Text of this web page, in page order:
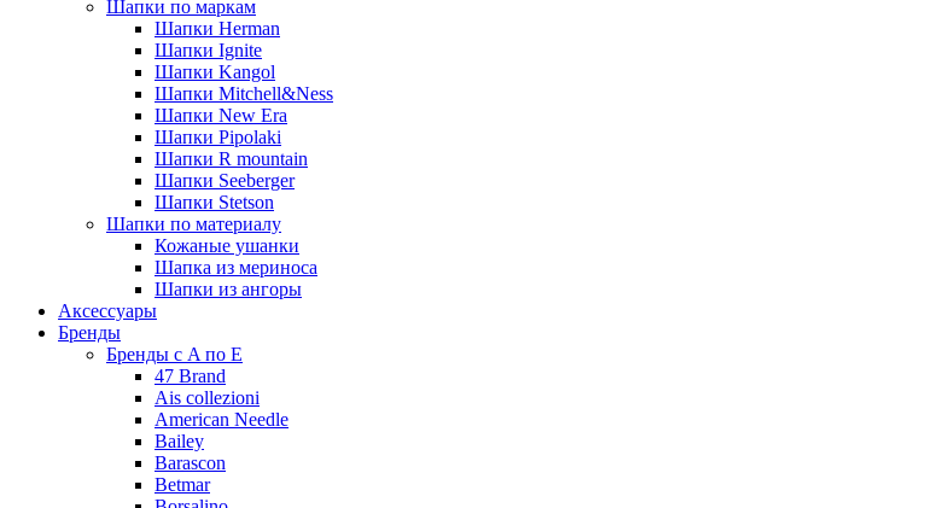
Шапки по маркам
Шапки Herman
Шапки Ignite
Шапки Kangol
Шапки Mitchell&Ness
Шапки New Era
Шапки Pipolaki
Шапки R mountain
Шапки Seeberger
Шапки Stetson
Шапки по материалу
Кожаные ушанки
Шапка из мериноса
Шапки из ангоры
Аксессуары
Бренды
Бренды с A по E
47 Brand
Ais collezioni
American Needle
Bailey
Barascon
Betmar